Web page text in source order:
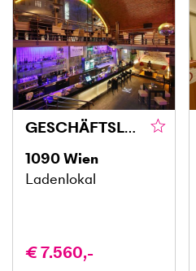
GESCHÄFTSLOKAL IN TOP LAGE ALS DISCO, LOUNGE, BAR ODER CAFÉ
1090Wien
Ladenlokal
€ 7.560,-